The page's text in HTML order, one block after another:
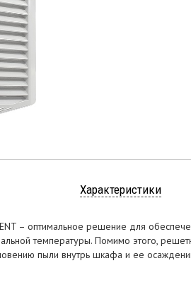
Характеристики
– оптимальное решение для
температуры. Помимо этого,
пыли внутрь шкафа и ее